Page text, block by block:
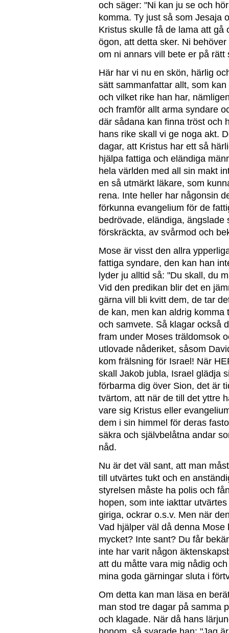
och säger: "Ni kan ju se och
komma. Ty just så som Jesaja
Kristus skulle få de lama att gå
ögon, att detta sker. Ni
om ni annars vill bete er på rätt
Här har vi nu en skön, härlig
sätt sammanfattar allt, som
och vilket rike han har,
och framför allt arma syndare
där sådana kan finna tröst och
hans rike skall vi ge noga akt.
dagar, att Kristus har ett så
hjälpa fattiga och eländiga
hela världen med all sin makt
en så utmärkt läkare, som
rena. Inte heller har någonsin
förkunna evangelium för de
bedrövade, eländiga,
förskräckta, av svårmod och
Mose är visst den allra
fattiga syndare, den kan han
lyder ju alltid så: "Du skall, du
Vid den predikan blir det en
gärna vill bli kvitt dem, de tar
de kan, men kan aldrig
och samvete. Så klagar också
fram under Moses träldomsok
utlovade nåderiket, såsom
kom frälsning för Israel! När
skall Jakob jubla, Israel glädja
förbarma dig över Sion, det är
tvärtom, att när de till det yttre
vare sig Kristus eller
dem i sin himmel för deras
säkra och självbelåtna andar
nåd.
Nu är det väl sant, att man
till utvärtes tukt och en
styrelsen måste ha polis och
hopen, som inte iakttar
giriga, ockrar o.s.v. Men när
Vad hjälper väl då denna
mycket? Inte sant? Du får
inte har varit någon
att du måtte vara mig nådig
mina goda gärningar sluta i
Om detta kan man läsa en
man stod tre dagar på samma
och klagade. När då hans